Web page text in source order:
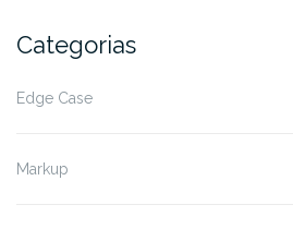
Categorias
Edge Case
Markup